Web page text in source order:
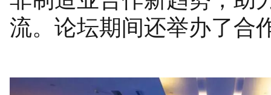
流。论坛期间还举办了合